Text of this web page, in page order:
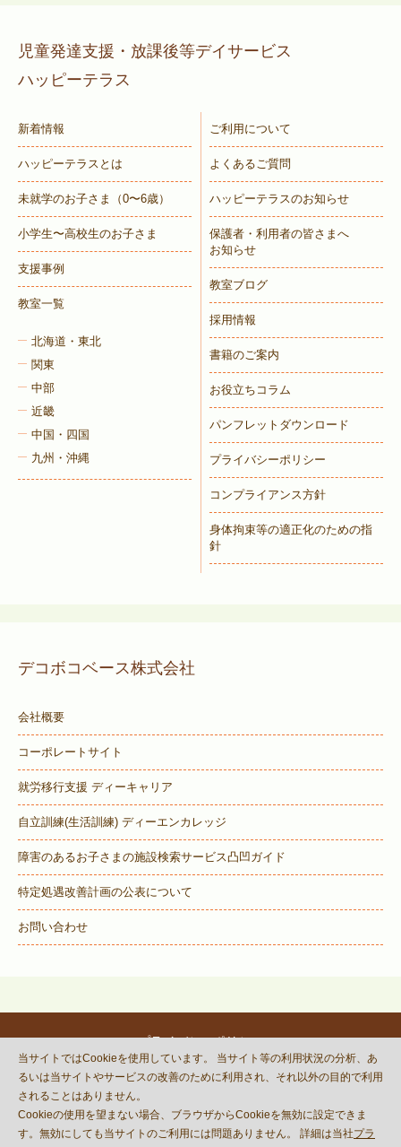
児童発達支援・放課後等デイサービス
ハッピーテラス
新着情報
ハッピーテラスとは
未就学のお子さま （0〜6歳）
小学生〜高校生のお子さま
支援事例
教室一覧
北海道・東北
関東
中部
近畿
中国・四国
九州・沖縄
ご利用について
よくあるご質問
ハッピーテラスのお知らせ
保護者・利用者の皆さまへ
お知らせ
教室ブログ
採用情報
書籍のご案内
お役立ちコラム
パンフレットダウンロード
プライバシーポリシー
コンプライアンス方針
身体拘束等の適正化のための指
針
デコボコベース株式会社
会社概要
コーポレートサイト
就労移行支援 ディーキャリア
自立訓練(生活訓練) ディーエンカレッジ
障害のあるお子さまの施設検索サービス凸凹ガイド
特定処遇改善計画の公表について
お問い合わせ
プライバシーポリシー
© DECOBOCO BASE Co.,Ltd.
and Terms of Serviceapply.
当サイトではCookieを使用しています。 当サイト等の利用状況の分析、あ
るいは当サイトやサービスの改善のために利用され、それ以外の目的で利用
されることはありません。
Cookieの使用を望まない場合、ブラウザからCookieを無効に設定できま
す。無効にしても当サイトのご利用には問題ありません。 詳細は当社プラ